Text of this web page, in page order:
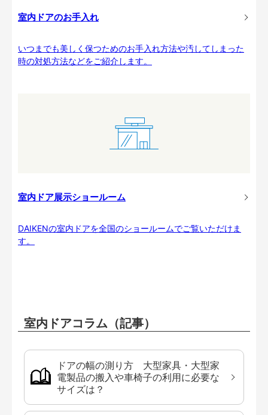
室内ドアのお手入れ
いつまでも美しく保つためのお手入れ方法や汚してしまった
時の対処方法などをご紹介します。
室内ドア展示ショールーム
DAIKENの室内ドアを全国のショールームでご覧いただけま
す。
室内ドアコラム（記事）
ドアの幅の測り方 大型家具・大型家
電製品の搬入や車椅子の利用に必要な
サイズは？